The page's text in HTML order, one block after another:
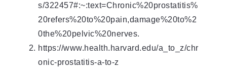
s/322457#:~:text=Chronic%20prostatitis%
20refers%20to%20pain,damage%20to%2
0the%20pelvic%20nerves.
https://www.health.harvard.edu/a_to_z/chr
onic-prostatitis-a-to-z